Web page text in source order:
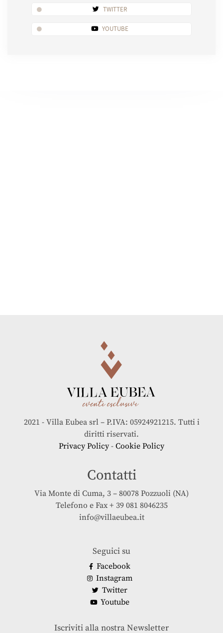
TWITTER
YOUTUBE
2021 - Villa Eubea srl – P.IVA: 05924921215. Tutti i
diritti riservati.
Privacy Policy- Cookie Policy
Contatti
Via Monte di Cuma, 3 – 80078 Pozzuoli (NA)
Telefono e Fax + 39 081 8046235
info@villaeubea.it
Seguici su
Facebook
Instagram
Twitter
Youtube
Iscriviti alla nostra Newsletter